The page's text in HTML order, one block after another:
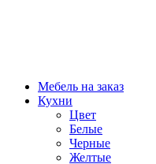
Мебель на заказ
Кухни
Цвет
Белые
Черные
Желтые